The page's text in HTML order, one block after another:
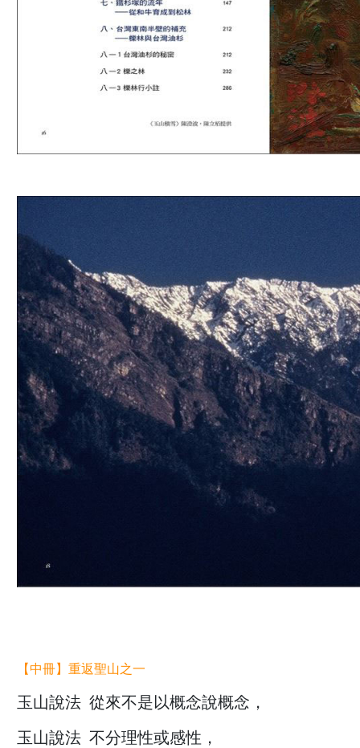
【中冊】 重返聖山之一
玉山說法 從來不是以概念說概念，
玉山說法 不分理性或感性，